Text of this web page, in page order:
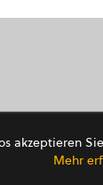
akzeptieren
Mehr